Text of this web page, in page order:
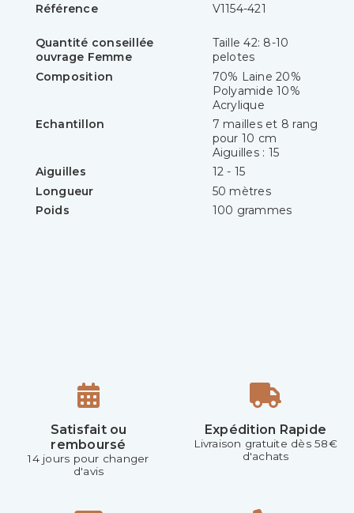
Référence V1154-421
Quantité conseillée
ouvrage Femme
Taille 42: 8-10
pelotes
Composition
70% Laine 20%
Polyamide 10%
Acrylique
Echantillon
7 mailles et 8 rang
pour 10 cm
Aiguilles : 15
Aiguilles
12 - 15
Longueur
50 mètres
Poids
100 grammes
Satisfait ou
remboursé
14 jours pour changer
d'avis
Expédition Rapide
Livraison gratuite dès 58€
d'achats